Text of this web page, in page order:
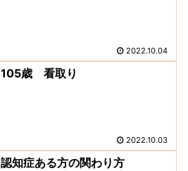
2022.10.04
105歳 看取り
2022.10.03
認知症ある方の関わり方